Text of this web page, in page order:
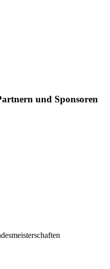
und Sponsoren